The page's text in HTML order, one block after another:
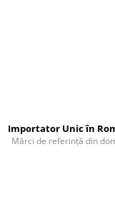
Importator Unic în
Mărci de referinţă din